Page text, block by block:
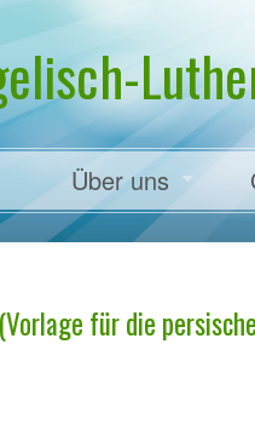
Über uns
Pfarrer Dr.
für die